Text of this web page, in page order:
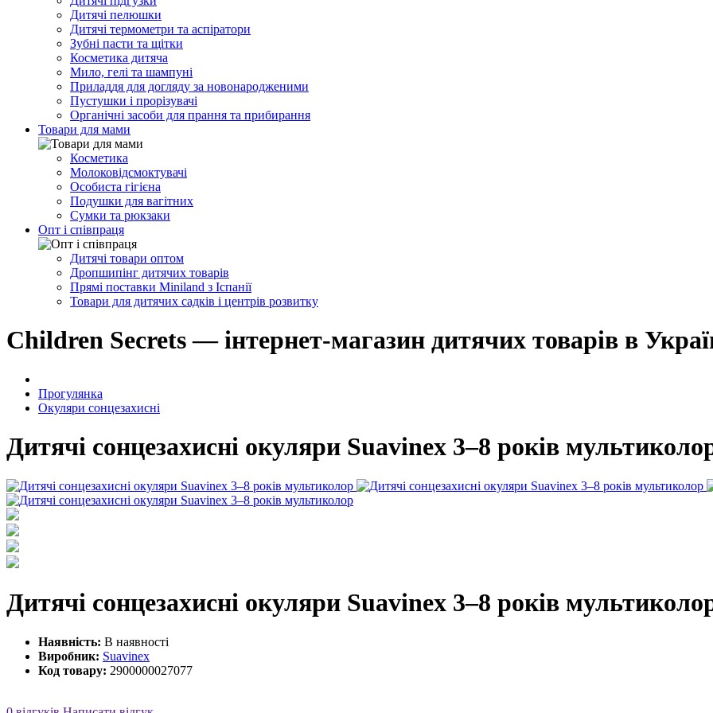
Дитячі пелюшки
Дитячі термометри та аспіратори
Зубні пасти та щітки
Косметика дитяча
Мило, гелі та шампуні
Приладдя для догляду за новонародженими
Пустушки і прорізувачі
Органічні засоби для прання та прибирання
Товари для мами
Косметика
Молоковідсмоктувачі
Особиста гігієна
Подушки для вагітних
Сумки та рюкзаки
Опт і співпраця
Дитячі товари оптом
Дропшипінг дитячих товарів
Прямі поставки Miniland з Іспанії
Товари для дитячих садків і центрів розвитку
Children Secrets — інтернет-магазин дитячих товарів в
Прогулянка
Окуляри сонцезахисні
Дитячі сонцезахисні окуляри Suavinex 3–8 років
Дитячі сонцезахисні окуляри Suavinex 3–8 років
Наявність: В наявності
Виробник: Suavinex
Код товару: 2900000027077